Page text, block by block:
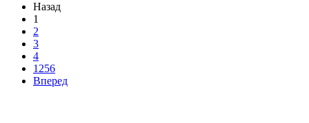
Назад
1
2
3
4
1256
Вперед